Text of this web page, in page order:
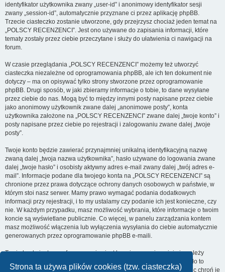
Strona ta używa plików cookies (tzw. ciasteczka)
identyfikator użytkownika zwany „user-id” i anonimowy identyfikator sesji
zwany „session-id”, automatycznie przyznane ci przez aplikację phpBB.
Trzecie ciasteczko zostanie utworzone, gdy przejrzysz chociaż jeden temat na
„POLSCY RECENZENCI”. Jest ono używane do zapisania informacji, które
tematy zostały przez ciebie przeczytane i służy do ułatwienia ci nawigacji na
forum.
W czasie przeglądania „POLSCY RECENZENCI” możemy też utworzyć
ciasteczka niezależne od oprogramowania phpBB, ale ich ten dokument nie
dotyczy – ma on opisywać tylko strony stworzone przez oprogramowanie
phpBB. Drugi sposób, w jaki zbieramy informacje o tobie, to dane wysyłane
przez ciebie do nas. Mogą być to między innymi posty napisane przez ciebie
jako anonimowy użytkownik zwane dalej „anonimowe posty”, konta
użytkownika założone na „POLSCY RECENZENCI” zwane dalej „twoje konto” i
posty napisane przez ciebie po rejestracji i zalogowaniu zwane dalej „twoje
posty”.
Twoje konto będzie zawierać przynajmniej unikalną identyfikacyjną nazwę
zwaną dalej „twoja nazwa użytkownika”, hasło używane do logowania zwane
dalej „twoje hasło” i osobisty aktywny adres e-mail zwany dalej „twój adres e-
mail”. Informacje podane dla twojego konta na „POLSCY RECENZENCI” są
chronione przez prawa dotyczące ochrony danych osobowych w państwie, w
którym stoi nasz serwer. Mamy prawo wymagać podania dodatkowych
informacji przy rejestracji, i to my ustalamy czy podanie ich jest konieczne, czy
nie. W każdym przypadku, masz możliwość wybrania, które informacje o twoim
koncie są wyświetlane publicznie. Co więcej, w panelu zarządzania kontem
masz możliwość włączenia lub wyłączenia wysyłania do ciebie automatycznie
generowanych przez oprogramowanie phpBB e-maili.
Twoje hasło jest zaszyfrowane, więc jest bezpieczne, niemniej nie należy
używać tego samego hasła na różnych witrynach internetowych. Hasło to
umożliwia dostęp do twojego konta na „POLSCY RECENZENCI”, więc chroń je